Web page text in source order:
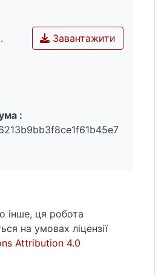
двокомпонентних
які (значення)
жанрів.
атрибута з
у двокомпонентних
зумовлює
того, що ці конструкції
вище лексико-
Завантажити
:
інше, ця робота
на умовах ліцензії
Attribution 4.0